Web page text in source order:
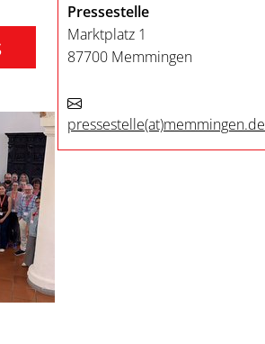
Pressestelle
Marktplatz 1
87700 Memmingen
pressestelle(at)memmingen.de